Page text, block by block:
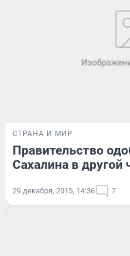
СТРАНА И МИР
Правительство
Сахалина в другой
29 декабря, 2015, 14:36 7